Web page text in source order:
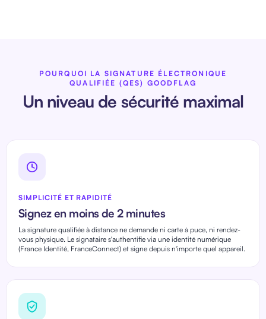
POURQUOI LA SIGNATURE ÉLECTRONIQUE
QUALIFIÉE (QES) GOODFLAG
Un niveau de sécurité maximal
SIMPLICITÉ ET RAPIDITÉ
Signez en moins de 2 minutes
La signature qualifiée à distance ne demande ni carte à puce, ni rendez-
vous physique. Le signataire s'authentifie via une identité numérique
(France Identité, FranceConnect) et signe depuis n'importe quel appareil.